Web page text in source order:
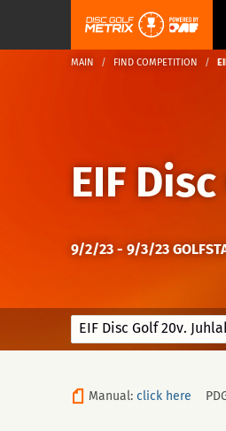
MAIN FIND COMPETITION
EIF
9/2/23 - 9/3/23
EIF Disc Golf 20v.
Manual: click here